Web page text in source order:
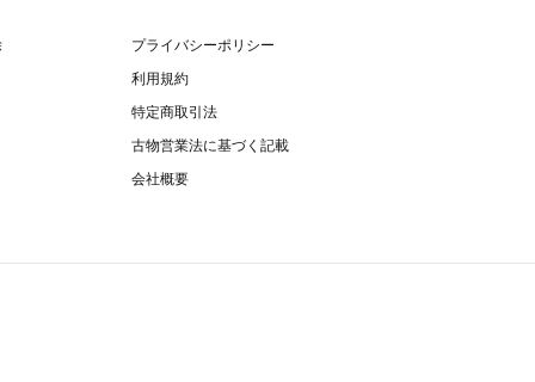
プライバシーポリシー
利用規約
特定商取引法
古物営業法に基づく記載
会社概要